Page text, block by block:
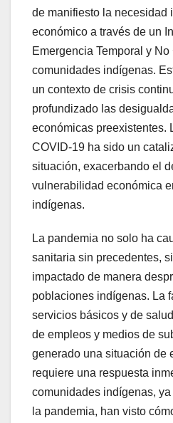
de manifiesto la necesidad
económico a través de un
Emergencia Temporal y
comunidades indígenas.
un contexto de crisis
profundizado las
económicas preexistentes.
COVID-19 ha sido un
situación, exacerbando el
vulnerabilidad económica
indígenas.
La pandemia no solo ha
sanitaria sin precedentes,
impactado de manera
poblaciones indígenas. La
servicios básicos y de
de empleos y medios de
generado una situación de
requiere una respuesta
comunidades indígenas,
la pandemia, han visto